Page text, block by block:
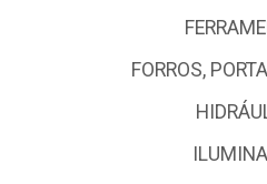
FORROS,